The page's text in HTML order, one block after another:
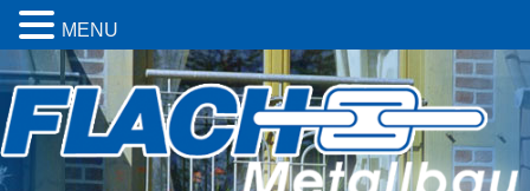
Skip
to
content
MENU